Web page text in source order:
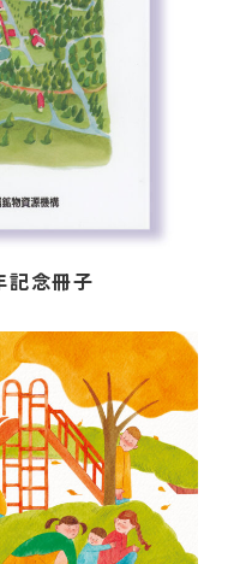
記念冊子